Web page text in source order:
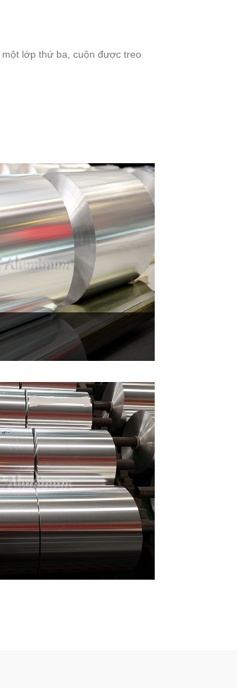
lớp thứ ba, cuộn được treo